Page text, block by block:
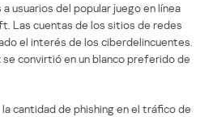
usuarios del popular juego en línea
Las cuentas de los sitios de redes
el interés de los ciberdelincuentes.
se convirtió en un blanco preferido de
cantidad de phishing en el tráfico de